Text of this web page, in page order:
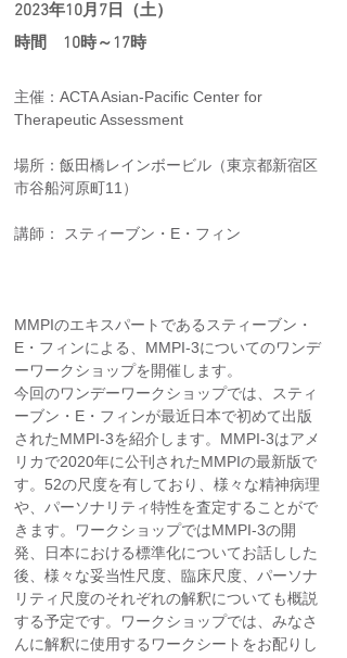
2023年10月7日（土）
時間　10時～17時
主催：ACTA Asian-Pacific Center for
Therapeutic Assessment
場所：飯田橋レインボービル（東京都新宿区
市谷船河原町11）
講師： スティーブン・E・フィン
MMPIのエキスパートであるスティーブン・
E・フィンによる、MMPI-3についてのワンデ
ーワークショップを開催します。
今回のワンデーワークショップでは、スティ
ーブン・E・フィンが最近日本で初めて出版
されたMMPI-3を紹介します。MMPI-3はアメ
リカで2020年に公刊されたMMPIの最新版で
す。52の尺度を有しており、様々な精神病理
や、パーソナリティ特性を査定することがで
きます。ワークショップではMMPI-3の開
発、日本における標準化についてお話しした
後、様々な妥当性尺度、臨床尺度、パーソナ
リティ尺度のそれぞれの解釈についても概説
する予定です。ワークショップでは、みなさ
んに解釈に使用するワークシートをお配りし